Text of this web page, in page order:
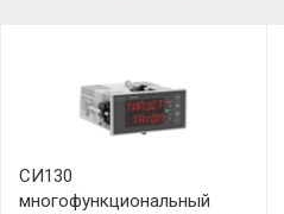
СИ130
многофункциональный